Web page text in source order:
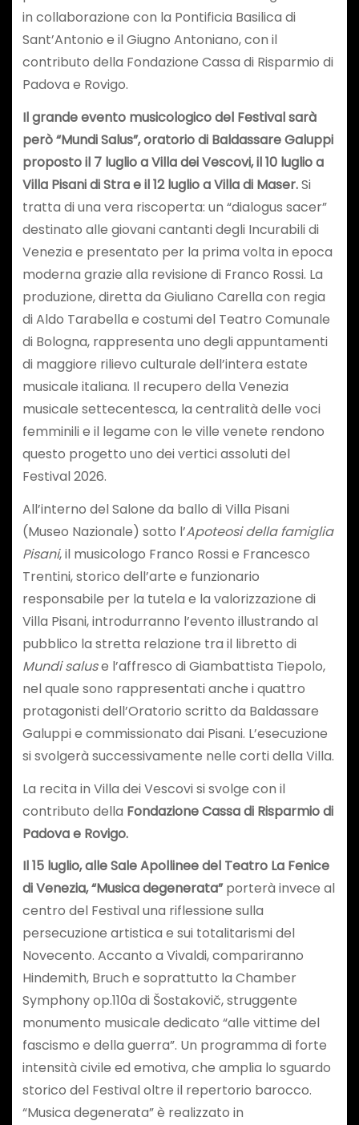
in collaborazione con la Pontificia Basilica di
Sant’Antonio e il Giugno Antoniano, con il
contributo della Fondazione Cassa di Risparmio di
Padova e Rovigo.
Il grande evento musicologico del Festival sarà
però “Mundi Salus”, oratorio di Baldassare Galuppi
proposto il 7 luglio a Villa dei Vescovi, il 10 luglio a
Villa Pisani di Stra e il 12 luglio a Villa di Maser.Si
tratta di una vera riscoperta: un “dialogus sacer”
destinato alle giovani cantanti degli Incurabili di
Venezia e presentato per la prima volta in epoca
moderna grazie alla revisione di Franco Rossi. La
produzione, diretta da Giuliano Carella con regia
di Aldo Tarabella e costumi del Teatro Comunale
di Bologna, rappresenta uno degli appuntamenti
di maggiore rilievo culturale dell’intera estate
musicale italiana. Il recupero della Venezia
musicale settecentesca, la centralità delle voci
femminili e il legame con le ville venete rendono
questo progetto uno dei vertici assoluti del
Festival 2026.
All’interno del Salone da ballo di Villa Pisani
(Museo Nazionale) sotto l’Apoteosi della famiglia
Pisani, il musicologo Franco Rossi e Francesco
Trentini, storico dell’arte e funzionario
responsabile per la tutela e la valorizzazione di
Villa Pisani, introdurranno l’evento illustrando al
pubblico la stretta relazione tra il libretto di
Mundi saluse l’affresco di Giambattista Tiepolo,
nel quale sono rappresentati anche i quattro
protagonisti dell’Oratorio scritto da Baldassare
Galuppi e commissionato dai Pisani. L’esecuzione
si svolgerà successivamente nelle corti della Villa.
La recita in Villa dei Vescovi si svolge con il
contributo della Fondazione Cassa di Risparmio di
Padova e Rovigo.
Il 15 luglio, alle Sale Apollinee del Teatro La Fenice
di Venezia, “Musica degenerata”porterà invece al
centro del Festival una riflessione sulla
persecuzione artistica e sui totalitarismi del
Novecento. Accanto a Vivaldi, compariranno
Hindemith, Bruch e soprattutto la Chamber
Symphony op.110a di Šostakovič, struggente
monumento musicale dedicato “alle vittime del
fascismo e della guerra”. Un programma di forte
intensità civile ed emotiva, che amplia lo sguardo
storico del Festival oltre il repertorio barocco.
“Musica degenerata” è realizzato in